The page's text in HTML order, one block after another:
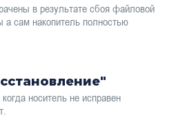
в результате сбоя файловой
а сам накопитель полностью
носитель не исправен